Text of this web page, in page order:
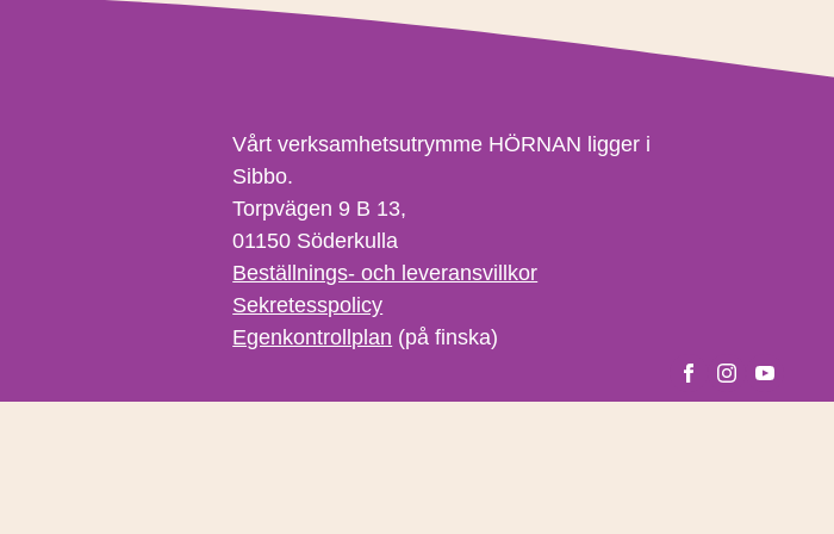
Vårt verksamhetsutrymme HÖRNAN ligger i
Sibbo.
Torpvägen 9 B 13,
01150 Söderkulla
Beställnings- och leveransvillkor
Sekretesspolicy
Egenkontrollplan (på finska)